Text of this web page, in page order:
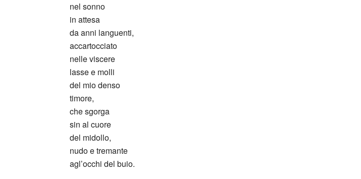
nel sonno
in attesa
da anni languenti,
accartocciato
nelle viscere
lasse e molli
del mio denso
timore,
che sgorga
sin al cuore
del midollo,
nudo e tremante
agl’occhi del buio.